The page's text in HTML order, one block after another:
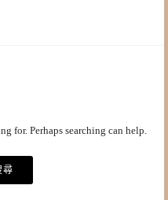
for. Perhaps searching can help.